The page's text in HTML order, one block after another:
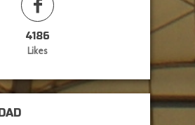
4186
Likes